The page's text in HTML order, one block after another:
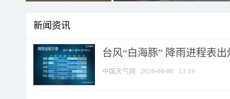
新闻资讯
台风“白海豚” 降雨进程表
中国天气网 2026-08-08 13:19